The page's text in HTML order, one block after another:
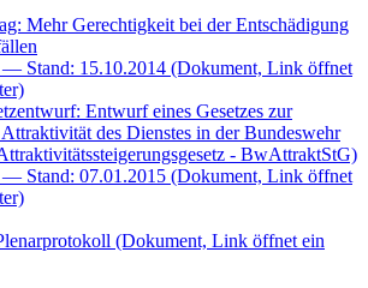
Mehr Gerechtigkeit bei der Entschädigung
Stand: 15.10.2014 (Dokument, Link öffnet
Entwurf eines Gesetzes zur
des Dienstes in der Bundeswehr
- BwAttraktStG)
Stand: 07.01.2015 (Dokument, Link öffnet
(Dokument, Link öffnet ein